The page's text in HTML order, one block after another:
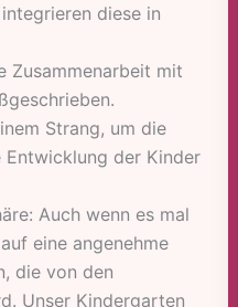
diese in
Zusammenarbeit mit
Strang, um die
der Kinder
Auch wenn es mal
eine angenehme
die von den
Unser Kindergarten